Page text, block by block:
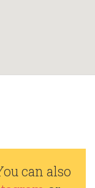
can also